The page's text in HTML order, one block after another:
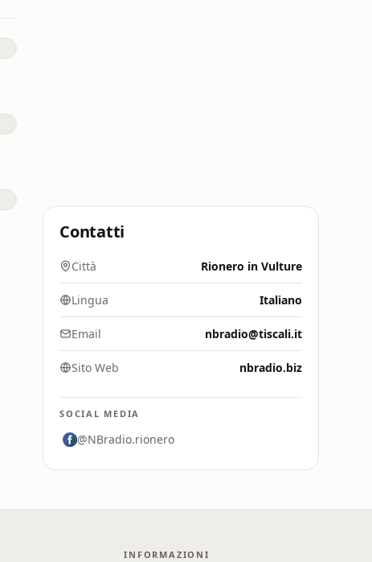
Contatti
Città Rionero in Vulture
Lingua Italiano
Email nbradio@tiscali.it
Sito Web nbradio.biz
SOCIAL MEDIA
@NBradio.rionero
INFORMAZIONI